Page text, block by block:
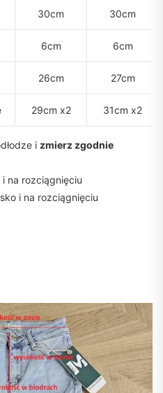
30cm 30cm
6cm 6cm
26cm 27cm
29cm x2 31cm x2
i zmierz zgodnie
i na rozciągnięciu
i na rozciągnięciu